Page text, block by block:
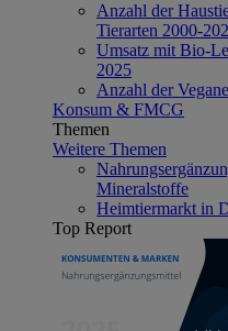
Anzahl der
Tierarten 2000-
Umsatz mit Bio-
2025
Anzahl der
Konsum & FMCG
Themen
Weitere Themen
Mineralstoffe
Heimtiermarkt in
Top Report